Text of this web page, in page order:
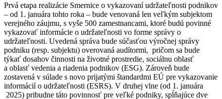
Prvá etapa realizácie Smernice o vykazovaní udržateľnosti podnikov
– od 1. januára tohto roka – bude venovaná len veľkým subjektom
verejného záujmu, s vyše 500 zamestnancami, ktoré budú povinné
vykazovať informácie o udržateľnosti vo forme správy o
udržateľnosti. Uvedená správa bude súčasťou výročnej správy
podniku (resp. subjektu) overovaná audítormi, pričom sa bude
týkať dosahov činnosti na životné prostredie, sociálnu oblasť
a oblasť vedenia a riadenia podnikov (ESG). Zároveň bude
zostavená v súlade s novo prijatými štandardmi EÚ pre vykazovanie
informácií o udržateľnosti (ESRS). V druhej vlne (od 1. januára
2025) pribudne táto povinnosť pre veľké podniky, spĺňajúce dve